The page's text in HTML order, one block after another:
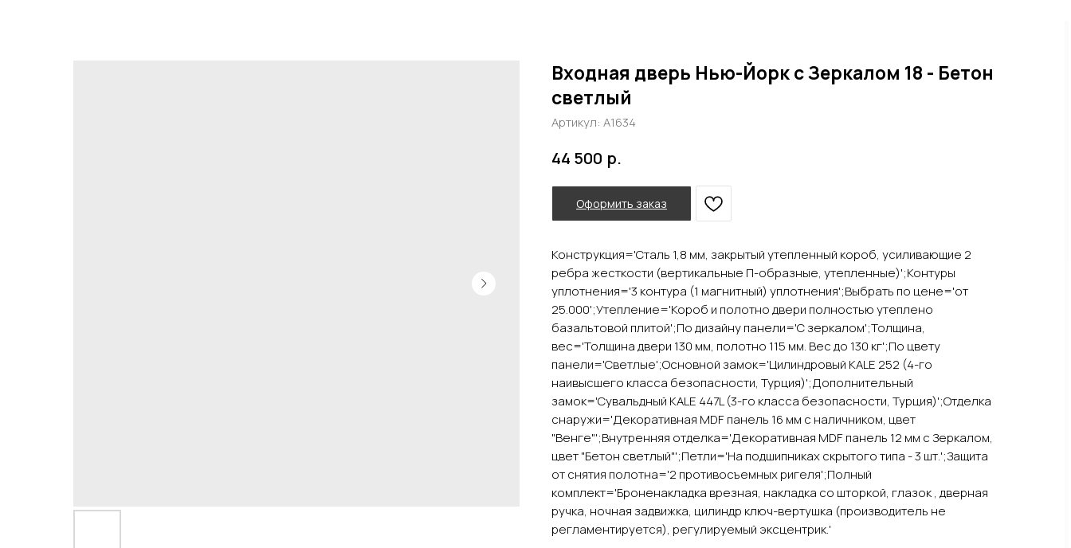
Входная дверь Нью-Йорк с Зеркалом 18 - Бетон
светлый
Артикул: А1634
44 500 р.
Оформить заказ
Конструкция='Сталь 1,8 мм, закрытый утепленный короб, усиливающие 2
ребра жесткости (вертикальные П-образные, утепленные)';Контуры
уплотнения='3 контура (1 магнитный) уплотнения';Выбрать по цене='от
25.000';Утепление='Короб и полотно двери полностью утеплено
базальтовой плитой';По дизайну панели='С зеркалом';Толщина,
вес='Толщина двери 130 мм, полотно 115 мм. Вес до 130 кг';По цвету
панели='Светлые';Основной замок='Цилиндровый KALE 252 (4-го
наивысшего класса безопасности, Турция)';Дополнительный
замок='Сувальдный KALE 447L (3-го класса безопасности, Турция)';Отделка
снаружи='Декоративная MDF панель 16 мм с наличником, цвет
"Венге"';Внутренняя отделка='Декоративная MDF панель 12 мм с Зеркалом,
цвет "Бетон светлый"';Петли='На подшипниках скрытого типа - 3 шт.';Защита
от снятия полотна='2 противосъемных ригеля';Полный
комплект='Броненакладка врезная, накладка со шторкой, глазок , дверная
ручка, ночная задвижка, цилиндр ключ-вертушка (производитель не
регламентируется), регулируемый эксцентрик.'